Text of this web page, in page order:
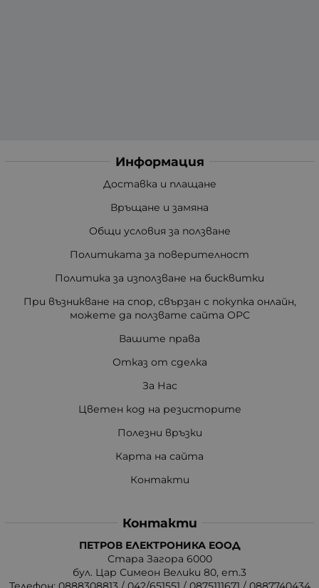
Информация
Доставка и плащане
Връщане и замяна
Общи условия за ползване
Политиката за поверителност
Политика за използване на бисквитки
При възникване на спор, свързан с покупка онлайн,
можете да ползвате сайта ОРС
Вашите права
Отказ от сделка
За Нас
Цветен код на резисторите
Полезни връзки
Карта на сайта
Контакти
Контакти
ПЕТРОВ ЕЛЕКТРОНИКА ЕООД
Стара Загора 6000
бул. Цар Симеон Велики 80, ет.3